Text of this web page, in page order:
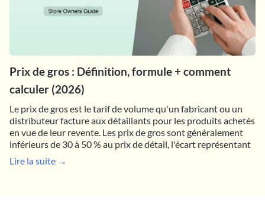
Prix de gros : Définition, formule + comment
calculer (2026)
Le prix de gros est le tarif de volume qu'un fabricant ou un
distributeur facture aux détaillants pour les produits achetés
en vue de leur revente. Les prix de gros sont généralement
inférieurs de 30 à 50 % au prix de détail, l'écart représentant
Lire la suite →